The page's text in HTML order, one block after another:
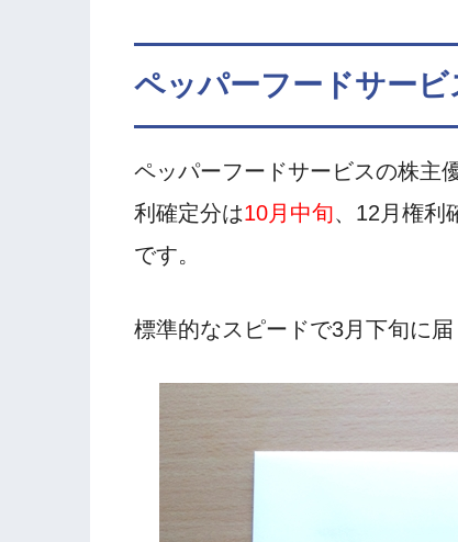
ペッパーフードサー
ペッパーフードサービスの株主
利確定分は10月中旬、12月権利
です。
標準的なスピードで3月下旬に届